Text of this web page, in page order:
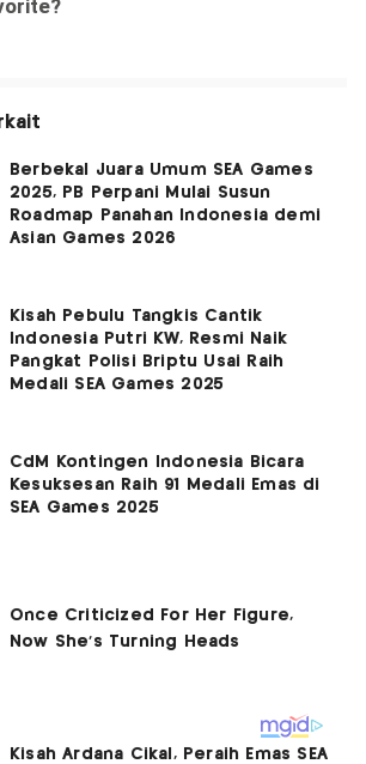
Berbekal Juara Umum SEA Games
2025, PB Perpani Mulai Susun
Roadmap Panahan Indonesia demi
Asian Games 2026
Kisah Pebulu Tangkis Cantik
Indonesia Putri KW, Resmi Naik
Pangkat Polisi Briptu Usai Raih
Medali SEA Games 2025
CdM Kontingen Indonesia Bicara
Kesuksesan Raih 91 Medali Emas di
SEA Games 2025
Kisah Ardana Cikal, Peraih Emas SEA